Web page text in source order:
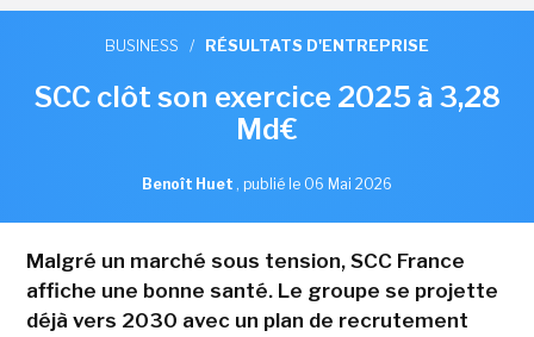
BUSINESS / RÉSULTATS D'ENTREPRISE
SCC clôt son exercice 2025 à 3,28
Md€
Benoît Huet , publié le 06 Mai 2026
Malgré un marché sous tension, SCC France
affiche une bonne santé. Le groupe se projette
déjà vers 2030 avec un plan de recrutement